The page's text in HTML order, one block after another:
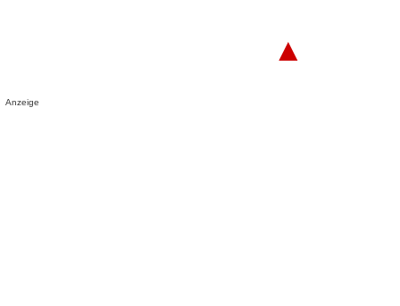
▲
Anzeige